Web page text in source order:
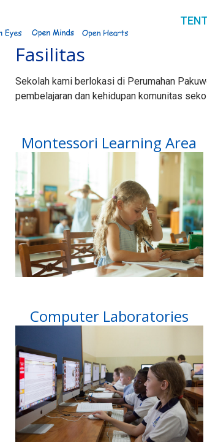
Fasilitas
Sekolah kami berlokasi di Perumahan
pembelajaran dan kehidupan komunitas
Montessori Learning Area
Computer Laboratories